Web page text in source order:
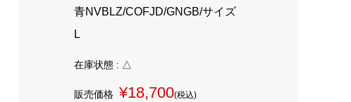
青NVBLZ/COFJD/GNGB/サイズ
L
在庫状態 : △
販売価格 ¥18,700(税込)